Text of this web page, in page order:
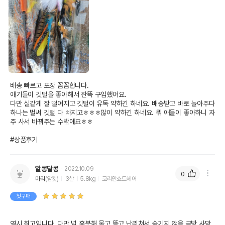
배송 빠르고 포장 꼼꼼합니다.
애기들이 깃털을 좋아해서 잔뜩 구입했어요.
다만 실같게 잘 떨어지고 깃털이 유독 약하긴 하네요. 배송받고 바로 놀아주다
하나는 벌써 깃털 다 빠지고ㅎㅎㅎ많이 약하긴 하네요. 뭐 애들이 좋아하니 자
주 사서 바꿔주는 수밖에요ㅎㅎ
#상품후기
알콩달콩
2022.10.09
마리 (암컷) 3살 5.8kg 코리안쇼트헤어
첫구매
0